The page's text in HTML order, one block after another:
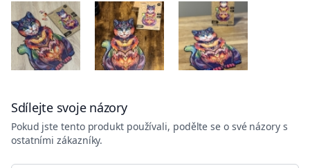
Sdílejte svoje názory
Pokud jste tento produkt používali, podělte se o své názory s
ostatními zákazníky.